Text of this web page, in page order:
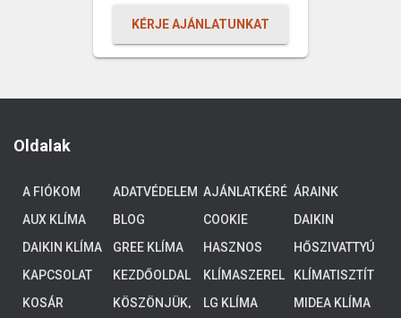
KÉRJE AJÁNLATUNKAT
Oldalak
A FIÓKOM ADATVÉDELEM AJÁNLATKÉRÉ ÁRAINK
AUX KLÍMA
BLOG
COOKIE
DAIKIN
ALACSONY
HŐMÉRSÉKLE
RENDSZEREK,
DAIKIN KLÍMA GREE KLÍMA
HASZNOS
TUDNIVALÓK
HŐSZIVATTYÚ
KAPCSOLAT KEZDŐOLDAL
KLÍMASZEREL
KLÍMATISZTÍT
KOSÁR
KÖSZÖNJÜK,
LG KLÍMA
MIDEA KLÍMA